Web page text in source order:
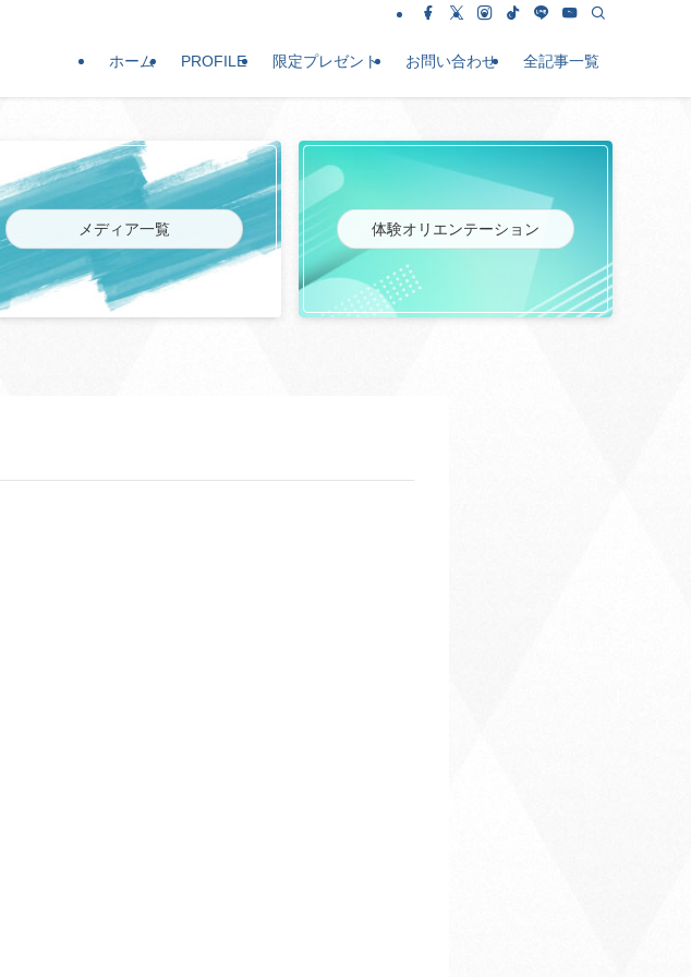
ホーム PROFILE 限定プレゼント お問い合わせ 全記事一覧
メディア一覧 体験オリエンテーション